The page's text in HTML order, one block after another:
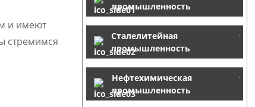
промышленность
Сталелитейная
промышленность
Нефтехимическая
промышленность
и имеют
стремимся